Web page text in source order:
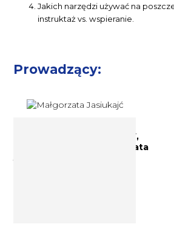
Jakich narzędzi używać na
instruktaż vs. wspieranie.
Prowadzący:
Trener biznesu, Coach ICF,
Certyfikacja DISC Małgorzata